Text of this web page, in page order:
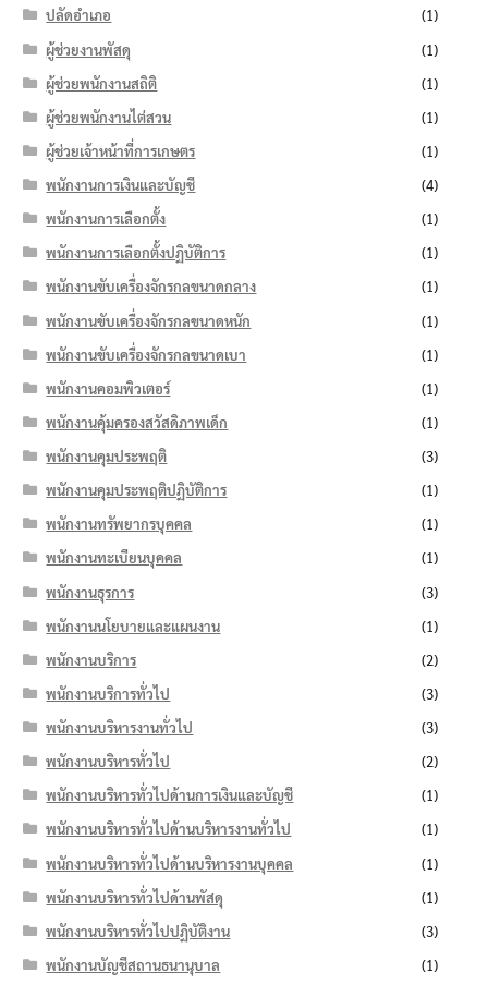
ปลัดอำเภอ
(1)
ผู้ช่วยงานพัสดุ
(1)
ผู้ช่วยพนักงานสถิติ
(1)
ผู้ช่วยพนักงานไต่สวน
(1)
ผู้ช่วยเจ้าหน้าที่การเกษตร
(1)
พนักงานการเงินและบัญชี
(4)
พนักงานการเลือกตั้ง
(1)
พนักงานการเลือกตั้งปฏิบัติการ
(1)
พนักงานขับเครื่องจักรกลขนาดกลาง
(1)
พนักงานขับเครื่องจักรกลขนาดหนัก
(1)
พนักงานขับเครื่องจักรกลขนาดเบา
(1)
พนักงานคอมพิวเตอร์
(1)
พนักงานคุ้มครองสวัสดิภาพเด็ก
(1)
พนักงานคุมประพฤติ
(3)
พนักงานคุมประพฤติปฏิบัติการ
(1)
พนักงานทรัพยากรบุคคล
(1)
พนักงานทะเบียนบุคคล
(1)
พนักงานธุรการ
(3)
พนักงานนโยบายและแผนงาน
(1)
พนักงานบริการ
(2)
พนักงานบริการทั่วไป
(3)
พนักงานบริหารงานทั่วไป
(3)
พนักงานบริหารทั่วไป
(2)
พนักงานบริหารทั่วไปด้านการเงินและบัญชี
(1)
พนักงานบริหารทั่วไปด้านบริหารงานทั่วไป
(1)
พนักงานบริหารทั่วไปด้านบริหารงานบุคคล
(1)
พนักงานบริหารทั่วไปด้านพัสดุ
(1)
พนักงานบริหารทั่วไปปฏิบัติงาน
(3)
พนักงานบัญชีสถานธนานุบาล
(1)